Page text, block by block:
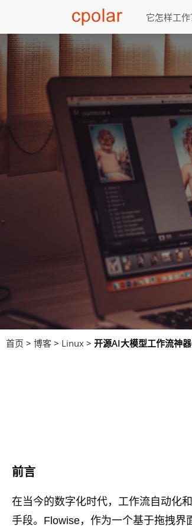
它怎样工作
首页 > 博客 > Linux > 开源AI大模型工作流神
前言
在当今的数字化时代，工作流自动化
手段。Flowise，作为一个基于拖拽界